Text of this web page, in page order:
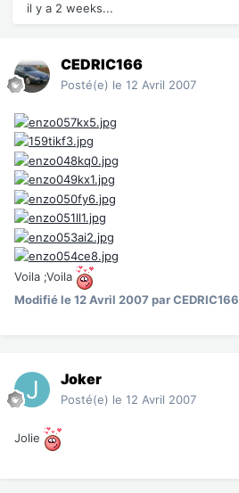
il y a 2 weeks...
CEDRIC166
Posté(e) le 12 Avril 2007
Voila ;Voila
Modifiéle 12 Avril 2007 par CEDRIC166
Joker
Posté(e) le 12 Avril 2007
Jolie